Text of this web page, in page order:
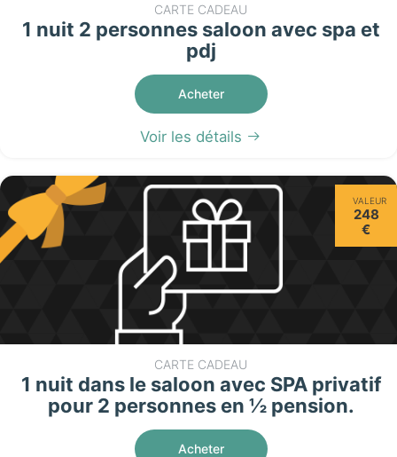
CARTE CADEAU
1 nuit 2 personnes saloon avec spa et
pdj
Acheter
Voir les détails
VALEUR
248
€
CARTE CADEAU
1 nuit dans le saloon avec SPA privatif
pour 2 personnes en ½ pension.
Acheter